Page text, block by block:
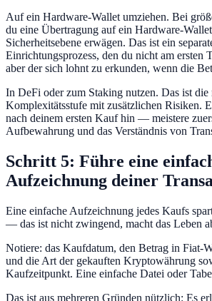
Auf ein Hardware-Wallet umziehen. Bei
du eine Übertragung auf ein Hardware-
Sicherheitsebene erwägen. Das ist ein
Einrichtungsprozess, den du nicht am ersten
aber der sich lohnt zu erkunden, wenn die
In DeFi oder zum Staking nutzen. Das ist die
Komplexitätsstufe mit zusätzlichen Risiken.
nach deinem ersten Kauf hin — meistere
Aufbewahrung und das Verständnis von
Schritt 5: Führe eine
Aufzeichnung deiner
Eine einfache Aufzeichnung jedes Kaufs
— das ist nicht zwingend, macht das Leben
Notiere: das Kaufdatum, den Betrag in Fiat-
und die Art der gekauften Kryptowährung
Kaufzeitpunkt. Eine einfache Datei oder
Das ist aus mehreren Gründen nützlich: Es